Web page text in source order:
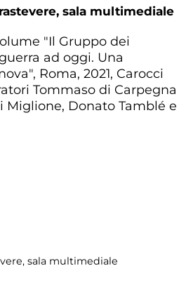
sala multimediale
"Il Gruppo dei
ad oggi. Una
Roma, 2021, Carocci
Tommaso di Carpegna
Miglione, Donato Tamblé e
, sala multimediale